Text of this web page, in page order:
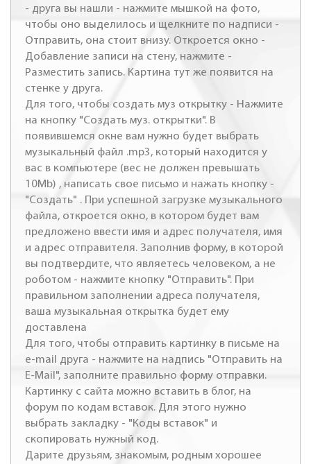
- друга вы нашли - нажмите мышкой на фото,
чтобы оно выделилось и щелкните по надписи -
Отправить, она стоит внизу. Откроется окно -
Добавление записи на стену, нажмите -
Разместить запись. Картина тут же появится на
стенке у друга.
Для того, чтобы создать муз открытку - Нажмите
на кнопку "Создать муз. открытки". В
появившемся окне вам нужно будет выбрать
музыкальный файл .mp3, который находится у
вас в компьютере (вес не должен превышать
10Mb) , написать свое письмо и нажать кнопку -
"Создать" . При успешной загрузке музыкального
файла, откроется окно, в котором будет вам
предложено ввести имя и адрес получателя, имя
и адрес отправителя. Заполнив форму, в которой
вы подтвердите, что являетесь человеком, а не
роботом - нажмите кнопку "Отправить". При
правильном заполнении адреса получателя,
ваша музыкальная открытка будет ему
доставлена
Для того, чтобы отправить картинку в письме на
e-mail друга - нажмите на надпись "Отправить на
E-Mail", заполните правильно форму отправки.
Картинку с сайта можно вставить в блог, на
форум по кодам вставок. Для этого нужно
выбрать закладку - "Коды вставок" и
скопировать нужный код.
Дарите друзьям, знакомым, родным хорошее